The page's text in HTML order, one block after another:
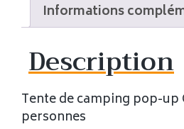
Informations
Description
Tente de camping pop-up
personnes